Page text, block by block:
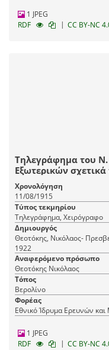
1 JPEG
RDF
| CC BY-NC
Τηλεγράφημα του Ν.
Εξωτερικών
απέναντι στη
Χρονολόγηση
11/08/1915
Τύπος τεκμηρίου
Τηλεγράφημα, Χειρόγραφο
Δημιουργός
Θεοτόκης, Νικόλαος- Πρεσβευτής της Ελλάδας στο Βερολίνο- 1878-
1922
Αναφερόμενο πρόσωπο
Θεοτόκης Νικόλαος
Τόπος
Βερολίνο
Φορέας
Εθνικό Ίδρυμα Ερευνών
1 JPEG
RDF
| CC BY-NC